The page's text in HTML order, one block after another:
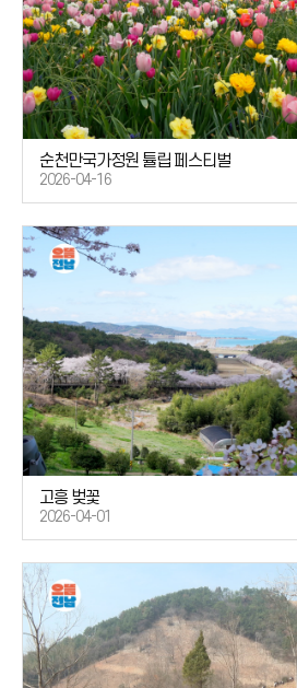
순천만국가정원 튤립 페스티벌
2026-04-16
고흥 벚꽃
2026-04-01